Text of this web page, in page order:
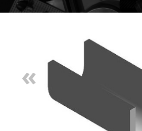
springen
«